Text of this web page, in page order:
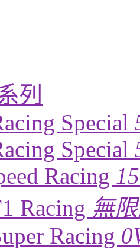
列
Special
Special
Racing
Racing 無
Racing